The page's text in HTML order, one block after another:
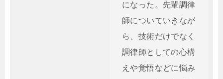
になった。先輩調律
師についていきなが
ら、技術だけでなく
調律師としての心構
えや覚悟などに悩み